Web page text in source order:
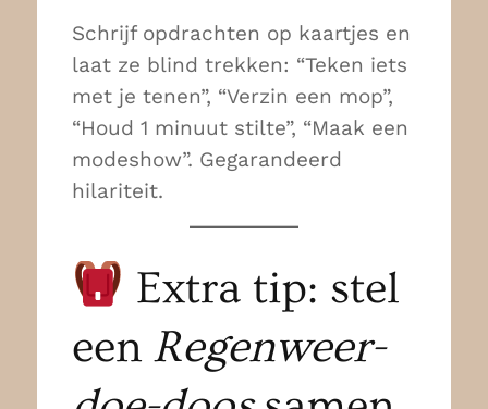
Schrijf opdrachten op kaartjes en
laat ze blind trekken: “Teken iets
met je tenen”, “Verzin een mop”,
“Houd 1 minuut stilte”, “Maak een
modeshow”. Gegarandeerd
hilariteit.
Extra tip: stel
een Regenweer-